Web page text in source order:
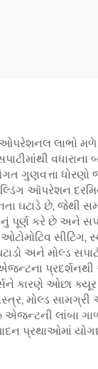
લાભો મળે
ધોરણો
ઑપરેશન
ઘટાડે છે, જેથી
પૂર્ણ કરે છે અને
અને મોલ્ડ
એજન્ટના
કારણે ઓછા
મોલ્ડ
લાંબા
પ્રથાઓમાં